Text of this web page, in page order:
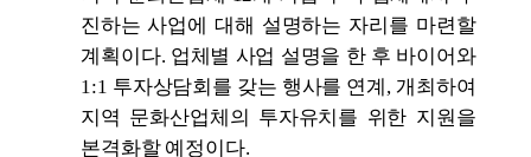
진하는 사업에 대해 설명하는 자리를 마련할
계획이다. 업체별 사업 설명을 한 후 바이어와
1:1 투자상담회를 갖는 행사를 연계, 개최하여
지역 문화산업체의 투자유치를 위한 지원을
본격화할 예정이다.